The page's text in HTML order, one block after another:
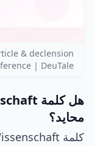
& declension
| DeuTale
محايد؟